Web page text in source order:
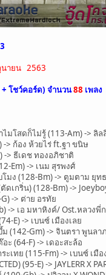
นายน 2563
โชว์คอร์ด) จำนวน88 เพลง
มโสดก็ไม่รู้ (113-Am) -> ลิ
-> ก้อง ห้วยไร่ ft.ฐา ขนิษ
-> ธีเดช ทองอภิชาติ
Em) -> เนม สุรพงศ์
มง (128-Bm) -> ตูมตาม ยุ
ดเกริ่น) (128-Bm) ->
-> ต่าย อรทัย
-> เอ มหาหิงค์/ Ost.หลวงพี่
E) -> เบนซ์ เมืองเลย
(142-Gm) -> จินตรา พูนลาภ
ะ (64-F) -> เดอะสะล้อ
ะเทย (115-Fm) -> เบนซ์ เมื
(95-E) -> JAYLERR X